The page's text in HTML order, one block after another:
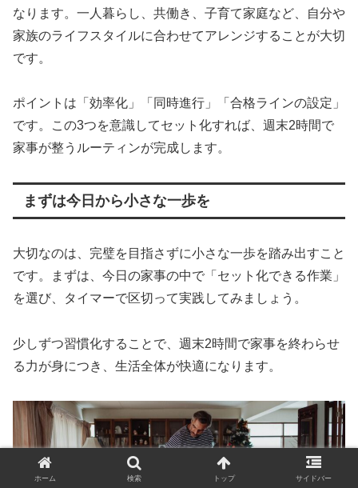
なります。一人暮らし、共働き、子育て家庭など、自分や
家族のライフスタイルに合わせてアレンジすることが大切
です。
ポイントは「効率化」「同時進行」「合格ラインの設定」
です。この3つを意識してセット化すれば、週末2時間で
家事が整うルーティンが完成します。
まずは今日から小さな一歩を
大切なのは、完璧を目指さずに小さな一歩を踏み出すこと
です。まずは、今日の家事の中で「セット化できる作業」
を選び、タイマーで区切って実践してみましょう。
少しずつ習慣化することで、週末2時間で家事を終わらせ
る力が身につき、生活全体が快適になります。
ホーム 検索 トップ サイドバー